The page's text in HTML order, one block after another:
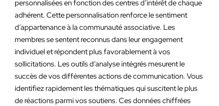
personnalisées en fonction des centres d’intérêt de chaque
adhérent. Cette personnalisation renforce le sentiment
d’appartenance à la communauté associative. Les
membres se sentent reconnus dans leur engagement
individuel et répondent plus favorablement à vos
sollicitations. Les outils d’analyse intégrés mesurent le
succès de vos différentes actions de communication. Vous
identifiez rapidement les thématiques qui suscitent le plus
de réactions parmi vos soutiens. Ces données chiffrées